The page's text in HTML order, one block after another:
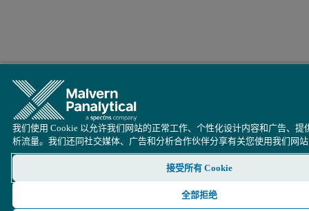
我们使用 Cookie 以允许我们网站的正常工作、个性化设计内容和广告、提
析流量。我们还同社交媒体、广告和分析合作伙伴分享有关您使用我们网
接受所有 Cookie
全部拒绝